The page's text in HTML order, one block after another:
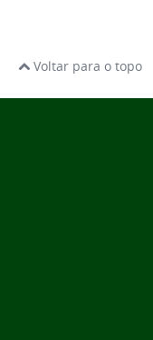
Voltar para o topo